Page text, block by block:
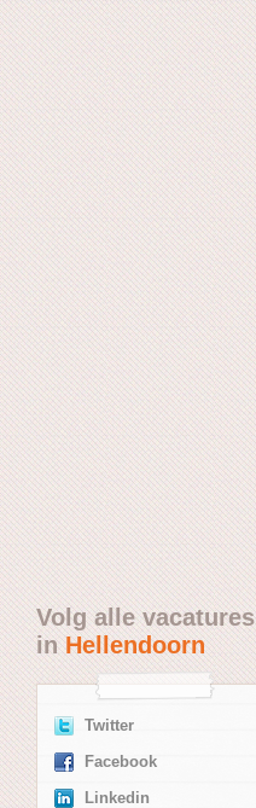
Volg alle vacatures
inHellendoorn
Twitter
Facebook
Linkedin